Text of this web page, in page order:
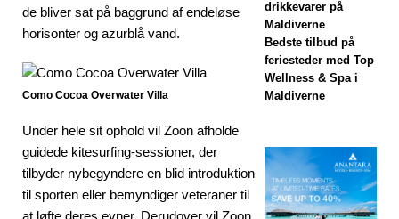
Hotels &
Maldives
udsalg med op
til 80% rabat og
de bliver sat på baggrund af endeløse
horisonter og azurblå vand.
Como Cocoa Overwater Villa
Under hele sit ophold vil Zoon afholde
guidede kitesurfing-sessioner, der
tilbyder nybegyndere en blid introduktion
til sporten eller bemyndiger veteraner til
at løfte deres evner. Derudover vil Zoon
drikkevarer på
Maldiverne
Bedste tilbud på
feriesteder med Top
Wellness & Spa i
Maldiverne